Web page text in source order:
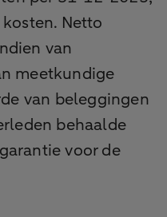
Netto
van
meetkundige
van beleggingen
behaalde
voor de